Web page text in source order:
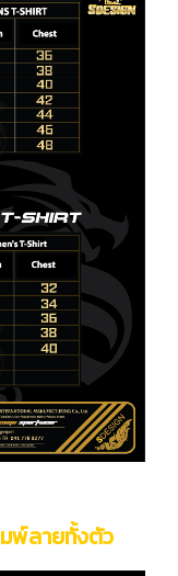
พ์ลายทั้งตัว